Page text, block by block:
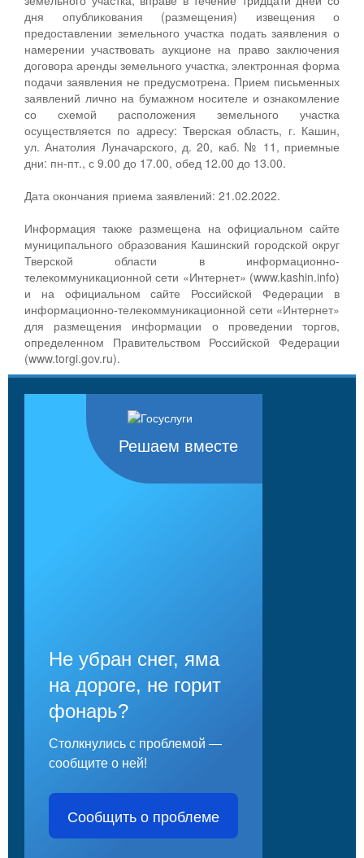
дня опубликования (размещения) извещения о
предоставлении земельного участка подать заявления о
намерении участвовать аукционе на право заключения
договора аренды земельного участка, электронная форма
подачи заявления не предусмотрена. Прием письменных
заявлений лично на бумажном носителе и ознакомление
со схемой расположения земельного участка
осуществляется по адресу: Тверская область, г. Кашин,
ул. Анатолия Луначарского, д. 20, каб. № 11, приемные
дни: пн-пт., с 9.00 до 17.00, обед 12.00 до 13.00.
Дата окончания приема заявлений: 21.02.2022.
Информация также размещена на официальном сайте
муниципального образования Кашинский городской округ
Тверской области в информационно-
телекоммуникационной сети «Интернет» (www.kashin.info)
и на официальном сайте Российской Федерации в
информационно-телекоммуникационной сети «Интернет»
для размещения информации о проведении торгов,
определенном Правительством Российской Федерации
(www.torgi.gov.ru).
Решаем вместе
Не убран снег, яма
на дороге, не горит
фонарь?
Столкнулись с проблемой —
сообщите о ней!
Сообщить о проблеме